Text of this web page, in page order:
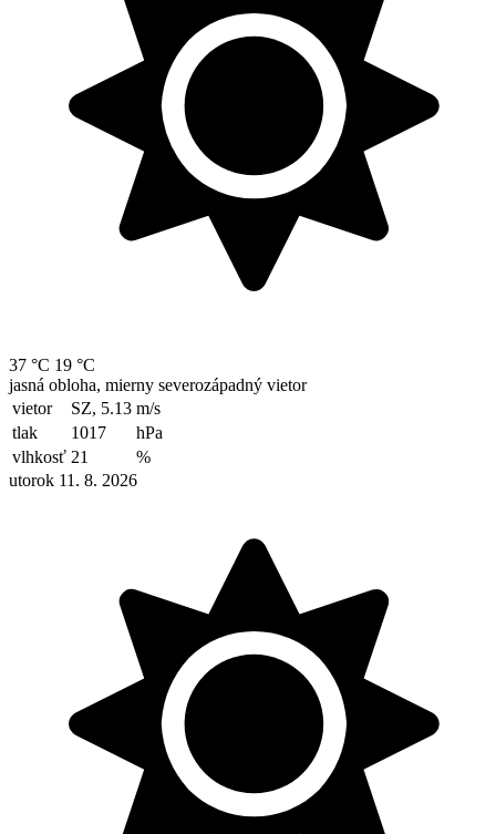
37 °C 19 °C
jasná obloha, mierny severozápadný vietor
vietor
SZ, 5.13 m/s
tlak
1017
hPa
vlhkosť 21
%
utorok 11. 8. 2026